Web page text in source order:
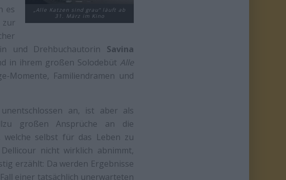
„Alle Katzen sind grau“ läuft ab
31. März im Kino
es
zur
und Drehbuchautorin Savina
in ihrem großen Solodebüt Alle
Momente, Familiendramen und
an, ist aber als
großen Ansprüche an die
selbst für das Leben zu
nicht wirklich abnimmt,
erzählt: Da werden Ergebnisse
einer tatsächlich unerwarteten